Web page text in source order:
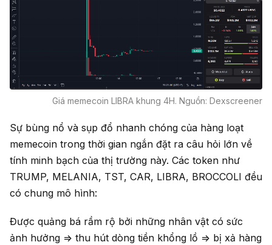
Giá memecoin LIBRA khung 4H. Nguồn: Dexscreener
Sự bùng nổ và sụp đổ nhanh chóng của hàng loạt
memecoin trong thời gian ngắn đặt ra câu hỏi lớn về
tính minh bạch của thị trường này. Các token như
TRUMP, MELANIA, TST, CAR, LIBRA, BROCCOLI đều
có chung mô hình:
Được quảng bá rầm rộ bởi những nhân vật có sức
ảnh hưởng => thu hút dòng tiền khổng lồ => bị xả hàng